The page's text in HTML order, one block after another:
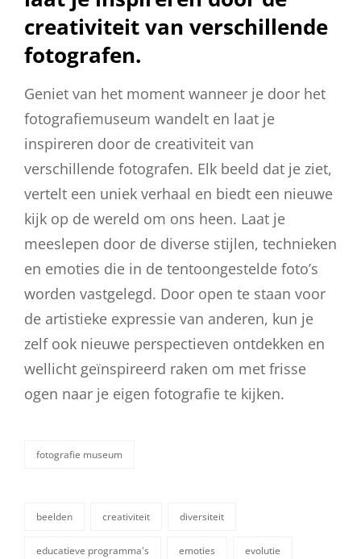
creativiteit van verschillende
fotografen.
Geniet van het moment wanneer je door het
fotografiemuseum wandelt en laat je
inspireren door de creativiteit van
verschillende fotografen. Elk beeld dat je ziet,
vertelt een uniek verhaal en biedt een nieuwe
kijk op de wereld om ons heen. Laat je
meeslepen door de diverse stijlen, technieken
en emoties die in de tentoongestelde foto’s
worden vastgelegd. Door open te staan voor
de artistieke expressie van anderen, kun je
zelf ook nieuwe perspectieven ontdekken en
wellicht geïnspireerd raken om met frisse
ogen naar je eigen fotografie te kijken.
categorieën
fotografie museum
beelden creativiteit diversiteit
educatieve programma's emoties evolutie